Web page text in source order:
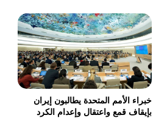
خبراء الأمم المتحدة يطالبون إيران
بإيقاف قمع واعتقال وإعدام الكرد